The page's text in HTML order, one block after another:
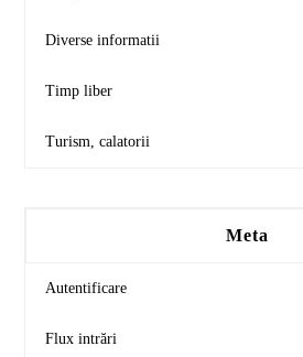
Diverse informatii
Timp liber
Turism, calatorii
Meta
Autentificare
Flux intrări